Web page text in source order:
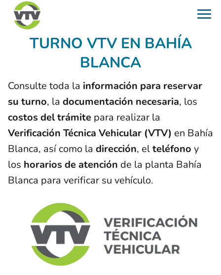
TURNO VTV EN BAHÍA
BLANCA
Consulte toda la información para reservar
su turno, la documentación necesaria, los
costos del trámite para realizar la
Verificación Técnica Vehicular (VTV) en Bahía
Blanca, así como la dirección, elteléfono y
los horarios de atención de la planta Bahía
Blanca para verificar su vehículo.